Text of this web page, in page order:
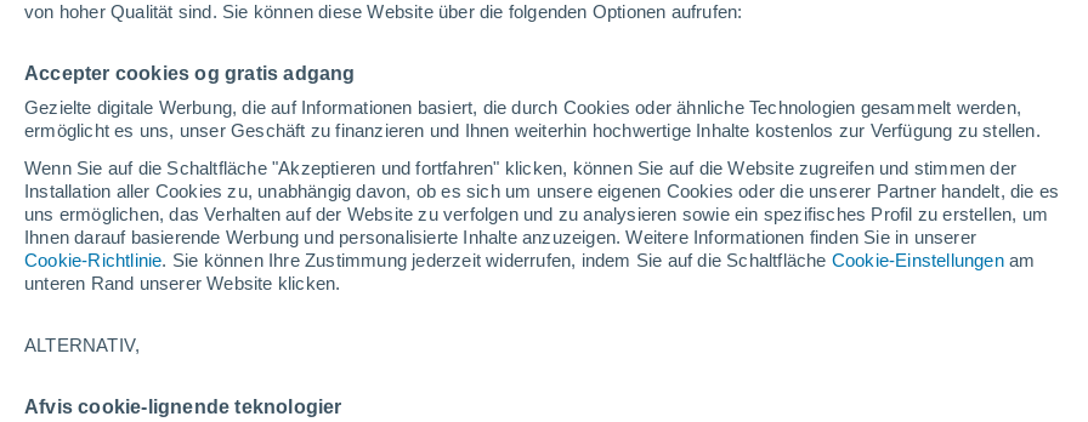
von hoher Qualität sind. Sie können diese Website über die folgenden Optionen aufrufen:
Accepter cookies og gratis adgang
Gezielte digitale Werbung, die auf Informationen basiert, die durch Cookies oder ähnliche Technologien gesammelt werden,
ermöglicht es uns, unser Geschäft zu finanzieren und Ihnen weiterhin hochwertige Inhalte kostenlos zur Verfügung zu stellen.
Wenn Sie auf die Schaltfläche "Akzeptieren und fortfahren" klicken, können Sie auf die Website zugreifen und stimmen der
Installation aller Cookies zu, unabhängig davon, ob es sich um unsere eigenen Cookies oder die unserer Partner handelt, die es
uns ermöglichen, das Verhalten auf der Website zu verfolgen und zu analysieren sowie ein spezifisches Profil zu erstellen, um
Ihnen darauf basierende Werbung und personalisierte Inhalte anzuzeigen. Weitere Informationen finden Sie in unserer
Cookie-Richtlinie. Sie können Ihre Zustimmung jederzeit widerrufen, indem Sie auf die Schaltfläche Cookie-Einstellungenam
unteren Rand unserer Website klicken.
ALTERNATIV,
Afvis cookie-lignende teknologier
Home Spanien Baskenland
Wetter für Bizkaia
Heute, 7. August Tageswetter Symbole